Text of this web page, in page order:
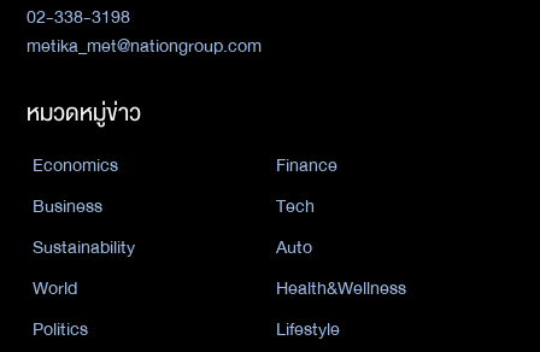
02-338-3198
metika_met@nationgroup.com
หมวดหมู่ข่าว
Economics
Finance
Business
Tech
Sustainability
Auto
World
Health&Wellness
Politics
Lifestyle